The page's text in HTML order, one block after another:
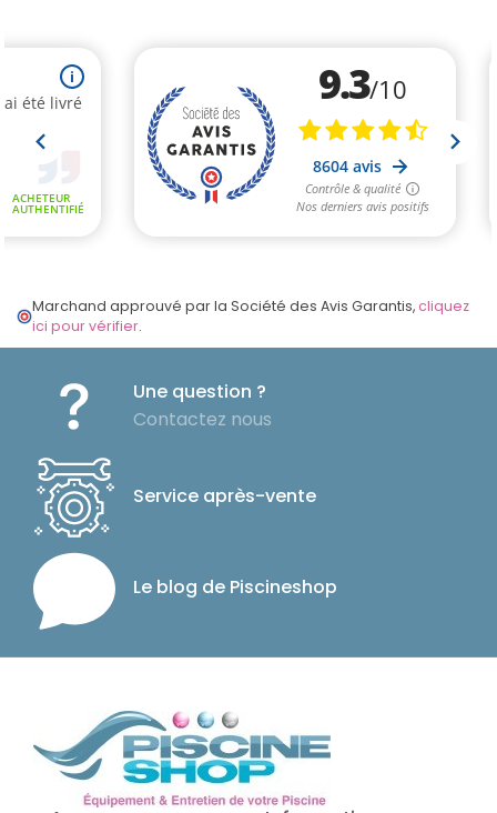
Marchand approuvé par la Société des Avis Garantis,cliquez
ici pour vérifier.
Une question ?
Contactez nous
Service après-vente
Le blog de Piscineshop